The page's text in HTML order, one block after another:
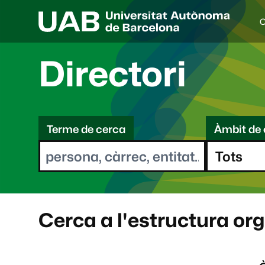
I
d
i
a
e
l
e
o
t
Directori
C
eTerme de cerca Àmbit de
Cerca a l'estructura